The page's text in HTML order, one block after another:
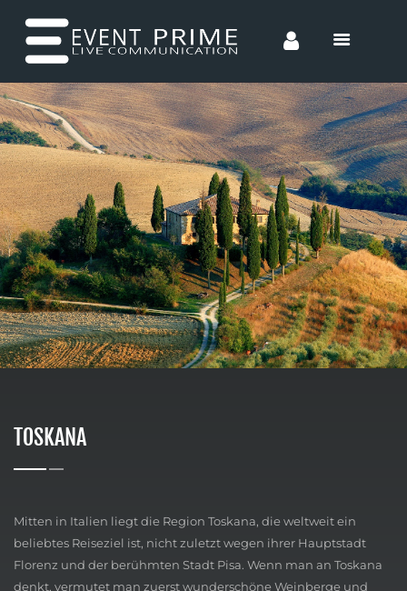
HOME
CONCEPTS
ENTERTAINMENT
INCENTIVES
TEAM
CONTACT
TOSKANA
Mitten in Italien liegt die Region Toskana, die weltweit ein
beliebtes Reiseziel ist, nicht zuletzt wegen ihrer Hauptstadt
Florenz und der berühmten Stadt Pisa. Wenn man an Toskana
denkt, vermutet man zuerst wunderschöne Weinberge und